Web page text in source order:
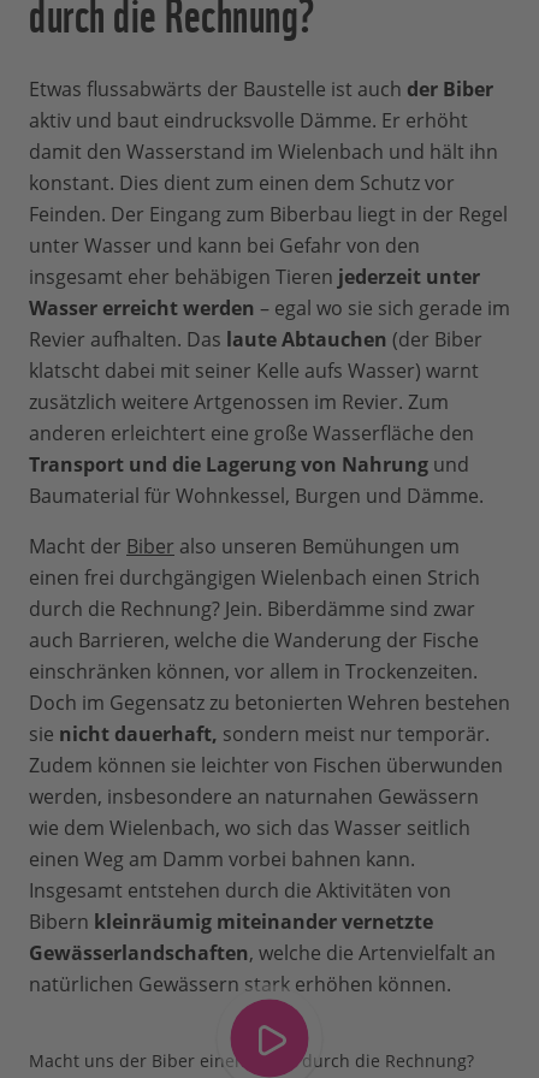
Etwas flussabwärts der Baustelle ist auch der Biber
aktiv und baut eindrucksvolle Dämme. Er erhöht
damit den Wasserstand im Wielenbach und hält ihn
konstant. Dies dient zum einen dem Schutz vor
Feinden. Der Eingang zum Biberbau liegt in der Regel
unter Wasser und kann bei Gefahr von den
insgesamt eher behäbigen Tieren jederzeit unter
Wasser erreicht werden – egal wo sie sich gerade im
Revier aufhalten. Das laute Abtauchen (der Biber
klatscht dabei mit seiner Kelle aufs Wasser) warnt
zusätzlich weitere Artgenossen im Revier. Zum
anderen erleichtert eine große Wasserfläche den
Transport und die Lagerung von Nahrung und
Baumaterial für Wohnkessel, Burgen und Dämme.
Macht der Biber also unseren Bemühungen um
einen frei durchgängigen Wielenbach einen Strich
durch die Rechnung? Jein. Biberdämme sind zwar
auch Barrieren, welche die Wanderung der Fische
einschränken können, vor allem in Trockenzeiten.
Doch im Gegensatz zu betonierten Wehren bestehen
sie nicht dauerhaft, sondern meist nur temporär.
Zudem können sie leichter von Fischen überwunden
werden, insbesondere an naturnahen Gewässern
wie dem Wielenbach, wo sich das Wasser seitlich
einen Weg am Damm vorbei bahnen kann.
Insgesamt entstehen durch die Aktivitäten von
Bibern kleinräumig miteinander vernetzte
Gewässerlandschaften, welche die Artenvielfalt an
natürlichen Gewässern stark erhöhen können.
Macht uns der Biber einen Strich durch die Rechnung?